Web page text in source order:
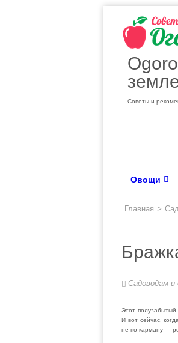
Советы и
Овощи
Главная >
Садоводам и
Этот полузабытый
И вот сейчас,
не по карману —